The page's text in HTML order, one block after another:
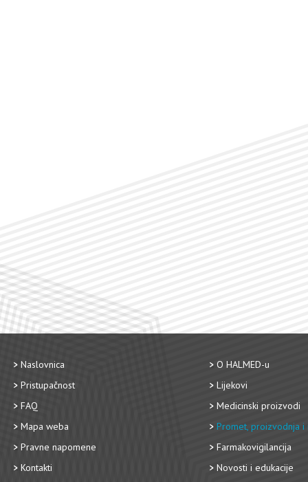
Naslovnica
Pristupačnost
FAQ
Mapa weba
Pravne napomene
Kontakti
O HALMED-u
Lijekovi
Medicinski proizvodi
Promet, proizvodnja i
Farmakovigilancija
Novosti i edukacije